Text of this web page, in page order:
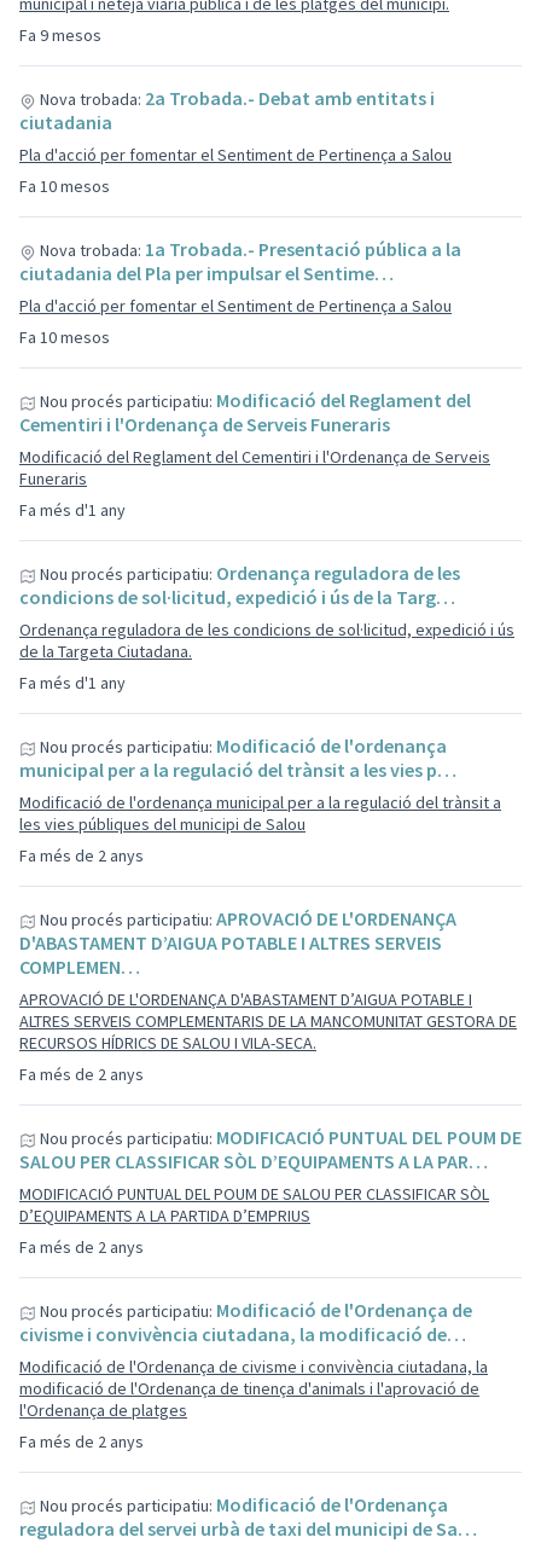
Fa 9 mesos
Fa 10 mesos
Nova trobada: 2a Trobada.- Debat amb entitats i
ciutadania
Pla d'acció per fomentar el Sentiment de Pertinença a Salou
Fa 10 mesos
Nova trobada: 1a Trobada.- Presentació pública a la
ciutadania del Pla per impulsar el Sentime…
Pla d'acció per fomentar el Sentiment de Pertinença a Salou
Fa més d'1 any
Nou procés participatiu: Modificació del Reglament del
Cementiri i l'Ordenança de Serveis Funeraris
Modificació del Reglament del Cementiri i l'Ordenança de Serveis
Funeraris
Fa més d'1 any
Nou procés participatiu: Ordenança reguladora de les
condicions de sol·licitud, expedició i ús de la Targ…
Ordenança reguladora de les condicions de sol·licitud, expedició i ús
de la Targeta Ciutadana.
Fa més de 2 anys
Nou procés participatiu: Modificació de l'ordenança
municipal per a la regulació del trànsit a les vies p…
Modificació de l'ordenança municipal per a la regulació del trànsit a
les vies públiques del municipi de Salou
Fa més de 2 anys
Nou procés participatiu: APROVACIÓ DE L'ORDENANÇA
D'ABASTAMENT D’AIGUA POTABLE I ALTRES SERVEIS
COMPLEMEN…
APROVACIÓ DE L'ORDENANÇA D'ABASTAMENT D’AIGUA POTABLE I
ALTRES SERVEIS COMPLEMENTARIS DE LA MANCOMUNITAT GESTORA DE
RECURSOS HÍDRICS DE SALOU I VILA-SECA.
Fa més de 2 anys
Nou procés participatiu: MODIFICACIÓ PUNTUAL DEL POUM DE
SALOU PER CLASSIFICAR SÒL D’EQUIPAMENTS A LA PAR…
MODIFICACIÓ PUNTUAL DEL POUM DE SALOU PER CLASSIFICAR SÒL
D’EQUIPAMENTS A LA PARTIDA D’EMPRIUS
Fa més de 2 anys
Nou procés participatiu: Modificació de l'Ordenança de
civisme i convivència ciutadana, la modificació de…
Modificació de l'Ordenança de civisme i convivència ciutadana, la
modificació de l'Ordenança de tinença d'animals i l'aprovació de
l'Ordenança de platges
Nou procés participatiu: Modificació de l'Ordenança
reguladora del servei urbà de taxi del municipi de Sa…